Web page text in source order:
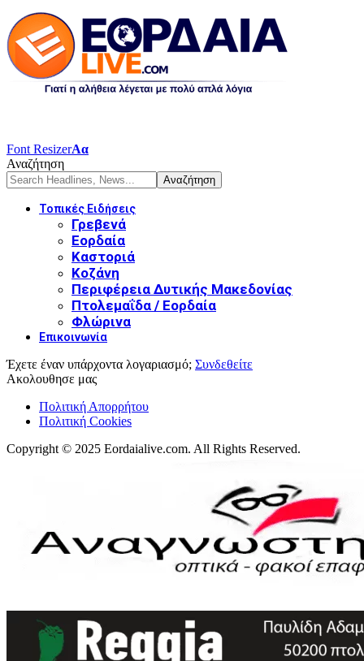
Font ResizerΑα
Αναζήτηση
Τοπικές Ειδήσεις
Γρεβενά
Εορδαία
Καστοριά
Κοζάνη
Περιφέρεια Δυτικής Μακεδονίας
Πτολεμαΐδα / Εορδαία
Φλώρινα
Επικοινωνία
Έχετε έναν υπάρχοντα λογαριασμό; Συνδεθείτε
Ακολουθησε μας
Πολιτική Απορρήτου
Πολιτική Cookies
Copyright © 2025 Eordaialive.com. All Rights Reserved.